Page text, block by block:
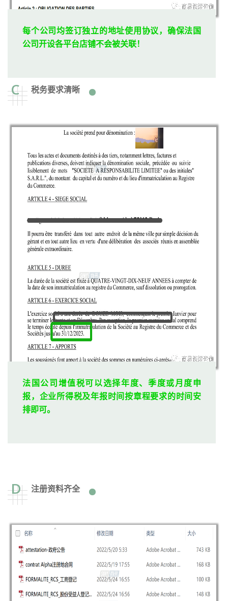
每个公司均签订独立的地址使用协议，确保法国
公司开设各平台店铺不会被关联！
C 税务要求清晰
法国公司增值税可以选择年度、季度或月度申
报，企业所得税及年报时间按章程要求的时间安
排即可。
D 注册资料齐全